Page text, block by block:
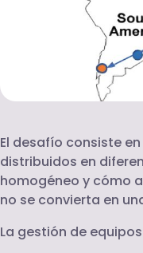
El desafío consiste
distribuidos en
homogéneo y cómo
no se convierta en
La gestión de